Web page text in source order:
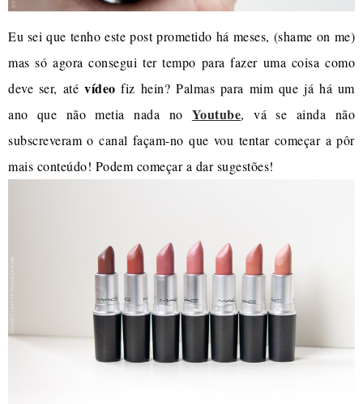
Eu sei que tenho este post prometido há meses, (shame on me)
mas só agora consegui ter tempo para fazer uma coisa como
deve ser, até vídeo fiz hein? Palmas para mim que já há um
ano que não metia nada no Youtube, vá se ainda não
subscreveram o canal façam-no que vou tentar começar a pôr
mais conteúdo! Podem começar a dar sugestões!